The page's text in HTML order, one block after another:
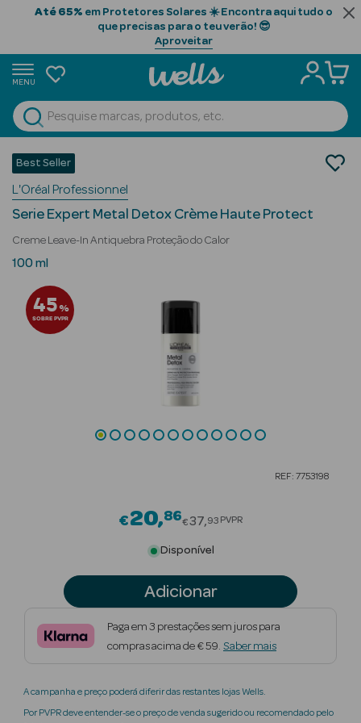
Até 65% em Protetores Solares ☀️ Encontra aqui tudo o
que precisas para o teu verão! 😎
Aproveitar
MENU
Ver Tudo
Beauty Season
Cabelo
Profissional
Beauty Season
Beauty Season
Cosmética
Beauty Season
Beauty Season
Beauty Season
Beauty Season
Cabelo
Styling
Best Seller
L'Oréal Professionnel
Serie Expert Metal Detox Crème Haute Protect
Creme Leave-In Antiquebra Proteção do Calor
100 ml
45%
SOBRE PVPR
REF: 7753198
€20 86Price reduced from
€37 93 PVPR
Disponível
Adicionar
Paga em 3 prestações sem juros para
compras acima de € 59. Saber mais
A campanha e preço poderá diferir das restantes lojas Wells.
Por PVPR deve entender-se o preço de venda sugerido ou recomendado pelo